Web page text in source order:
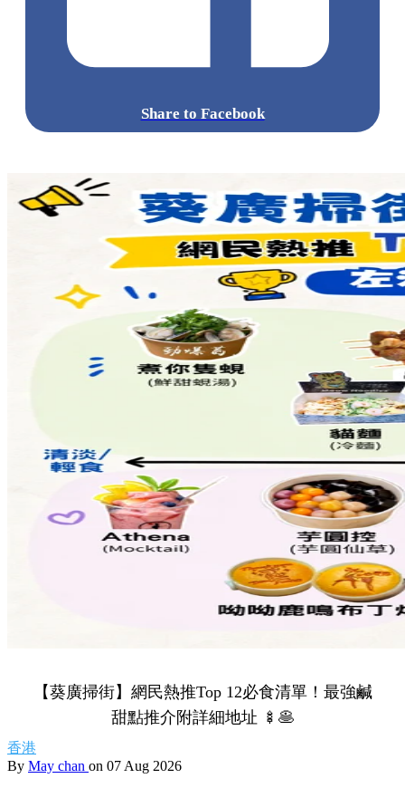
Share to Facebook
【葵廣掃街】網民熱推Top 12必食清單！最強鹹
甜點推介附詳細地址 🍢🥞
香港
By May chan on 07 Aug 2026